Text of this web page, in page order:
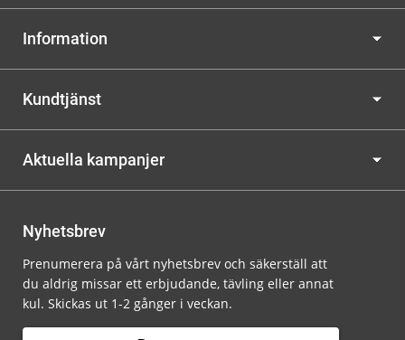
Information
Kundtjänst
Aktuella kampanjer
Nyhetsbrev
Prenumerera på vårt nyhetsbrev och säkerställ att
du aldrig missar ett erbjudande, tävling eller annat
kul. Skickas ut 1-2 gånger i veckan.